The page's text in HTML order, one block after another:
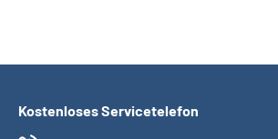
Kostenloses Servicetelefon